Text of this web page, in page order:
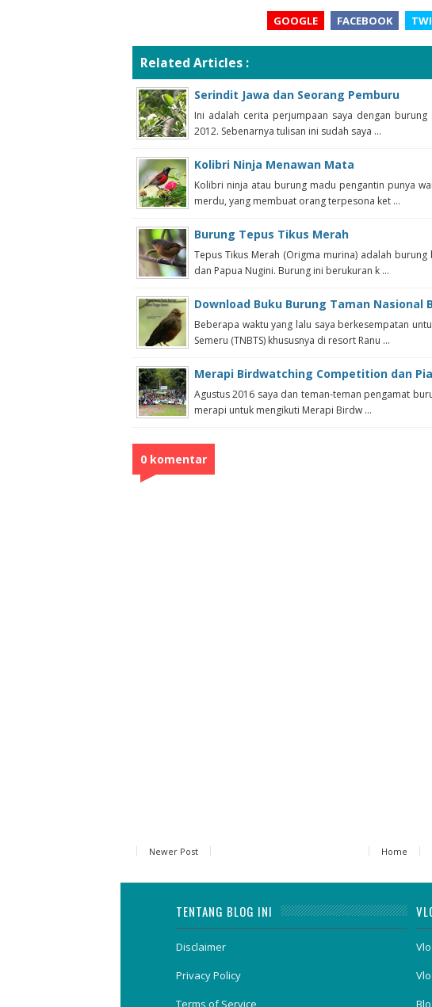
GOOGLE FACEBOOK
Related Articles :
Serindit Jawa dan Seorang Pemburu
Ini adalah cerita perjumpaan saya dengan
2012. Sebenarnya tulisan ini sudah saya ...
Kolibri Ninja Menawan Mata
Kolibri ninja atau burung madu pengantin punya
merdu, yang membuat orang terpesona ket ...
Burung Tepus Tikus Merah
Tepus Tikus Merah (Origma murina) adalah
dan Papua Nugini. Burung ini berukuran k ...
Download Buku Burung Taman Nasional
Beberapa waktu yang lalu saya berkesempatan
Semeru (TNBTS) khususnya di resort Ranu ...
Merapi Birdwatching Competition dan
Agustus 2016 saya dan teman-teman pengamat
merapi untuk mengikuti Merapi Birdw ...
0 komentar
Newer Post Home
TENTANG BLOG INI
Disclaimer
Privacy Policy
Terms of Service